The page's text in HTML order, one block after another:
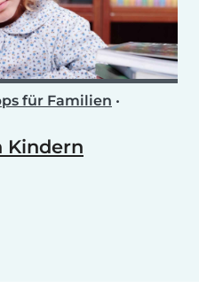
für Familien •
Kindern